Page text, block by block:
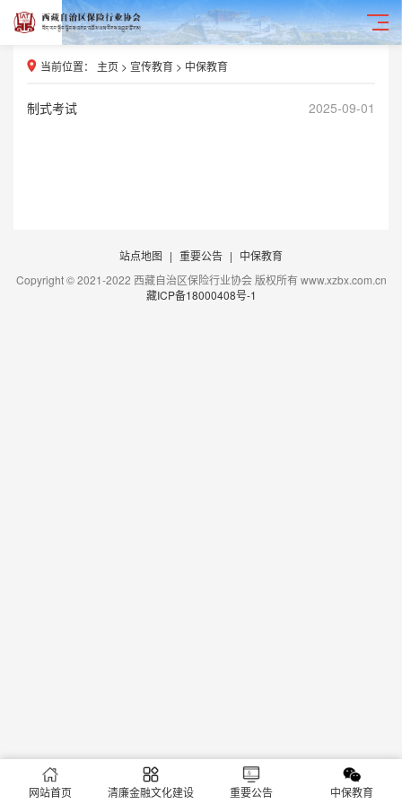
当前位置： 主页 > 宣传教育 > 中保教育
2025-09-01
制式考试
站点地图 | 重要公告 | 中保教育
Copyright © 2021-2022 西藏自治区保险行业协会 版权所有 www.xzbx.com.cn
藏ICP备18000408号-1
网站首页 清廉金融文化建设 重要公告 中保教育